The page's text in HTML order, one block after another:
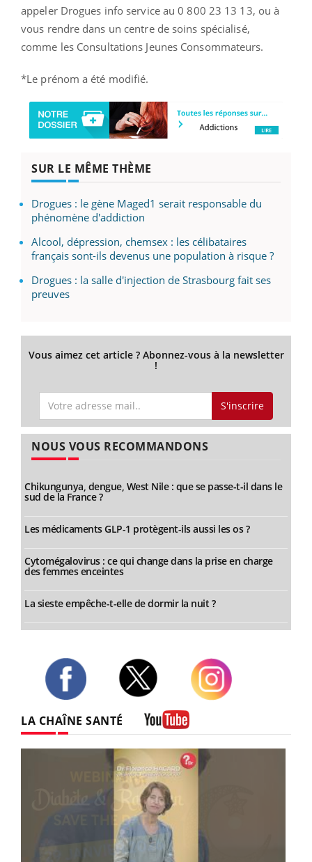
appeler Drogues info service au 0 800 23 13 13, ou à
vous rendre dans un centre de soins spécialisé,
comme les Consultations Jeunes Consommateurs.
*Le prénom a été modifié.
SUR LE MÊME THÈME
Drogues : le gène Maged1 serait responsable du
phénomène d'addiction
Alcool, dépression, chemsex : les célibataires
français sont-ils devenus une population à risque ?
Drogues : la salle d'injection de Strasbourg fait ses
preuves
Vous aimez cet article ? Abonnez-vous à la newsletter
!
S'inscrire
NOUS VOUS RECOMMANDONS
Chikungunya, dengue, West Nile : que se passe-t-il dans le
sud de la France ?
Les médicaments GLP-1 protègent-ils aussi les os ?
Cytomégalovirus : ce qui change dans la prise en charge
des femmes enceintes
La sieste empêche-t-elle de dormir la nuit ?
LA CHAÎNE SANTÉ